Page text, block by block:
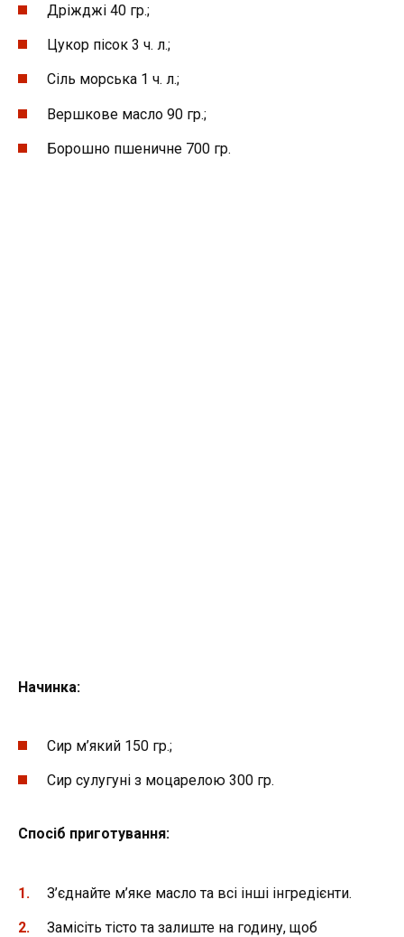
Дріжджі 40 гр.;
Цукор пісок 3 ч. л.;
Сіль морська 1 ч. л.;
Вершкове масло 90 гр.;
Борошно пшеничне 700 гр.
Начинка:
Сир м’який 150 гр.;
Сир сулугуні з моцарелою 300 гр.
Спосіб приготування:
З’єднайте м’яке масло та всі інші інгредієнти.
Замісіть тісто та залиште на годину, щоб